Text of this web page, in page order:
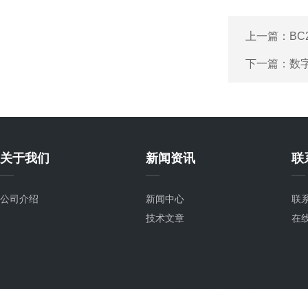
上一篇：
下一篇： 数
关于我们
公司介绍
新闻资讯
新闻中心
技术文章
联
联
在